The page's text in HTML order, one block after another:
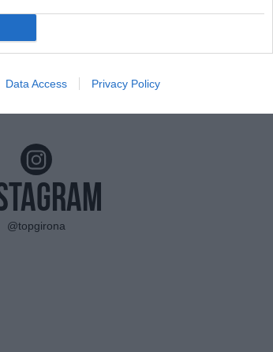
Data Access Privacy Policy
@topgirona